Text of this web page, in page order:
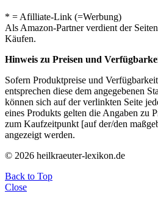
* = Afilliate-Link (=Werbung)
Als Amazon-Partner verdient der
Käufen.
Hinweis zu Preisen und
Sofern Produktpreise und
entsprechen diese dem angegebenen
können sich auf der verlinkten Seite
eines Produkts gelten die Angaben zu
zum Kaufzeitpunkt [auf der/den
angezeigt werden.
© 2026 heilkraeuter-lexikon.de
Back to Top
Close